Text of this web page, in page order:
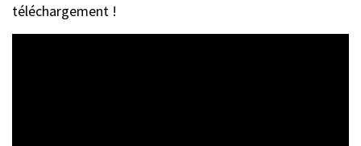
téléchargement !